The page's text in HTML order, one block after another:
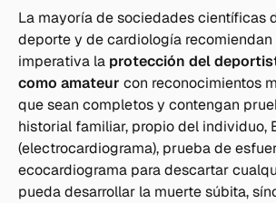
La mayoría de sociedades científicas
deporte y de cardiología recomiendan
imperativa la protección del
como amateur con reconocimientos
que sean completos y contengan
historial familiar, propio del individuo,
(electrocardiograma), prueba de
ecocardiograma para descartar
pueda desarrollar la muerte súbita,